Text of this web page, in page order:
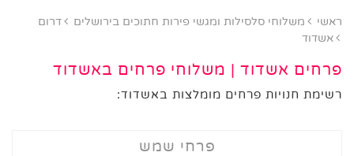
ראשי משלוחי סלסילות ומגשי פירות חתוכים בירושלים
דרום
אשדוד
פרחים אשדוד | משלוחי פרחים באשדוד
רשימת חנויות פרחים מומלצות באשדוד:
פרחי שמש